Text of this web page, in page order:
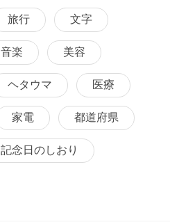
旅行 文字
音楽 美容
ヘタウマ 医療
家電 都道府県
記念日のしおり